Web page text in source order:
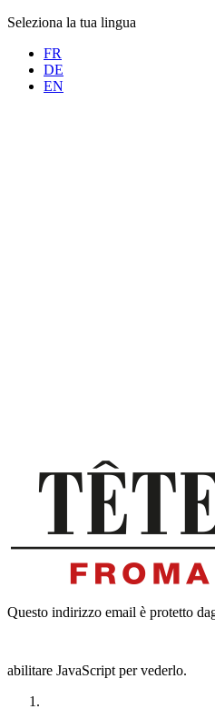
Seleziona la tua lingua
FR
DE
EN
Questo indirizzo email è protetto
abilitare JavaScript per vederlo.